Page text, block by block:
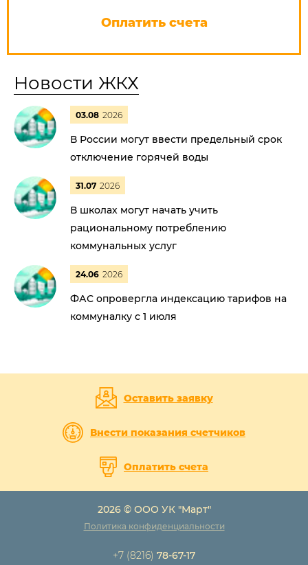
Оплатить счета
Новости ЖКХ
03.08 2026
В России могут ввести предельный срок
отключение горячей воды
31.07 2026
В школах могут начать учить
рациональному потреблению
коммунальных услуг
24.06 2026
ФАС опровергла индексацию тарифов на
коммуналку с 1 июля
Оставить заявку
Внести показания счетчиков
Оплатить счета
2026 © ООО УК "Март"
Политика конфиденциальности
+7 (8216) 78-67-17